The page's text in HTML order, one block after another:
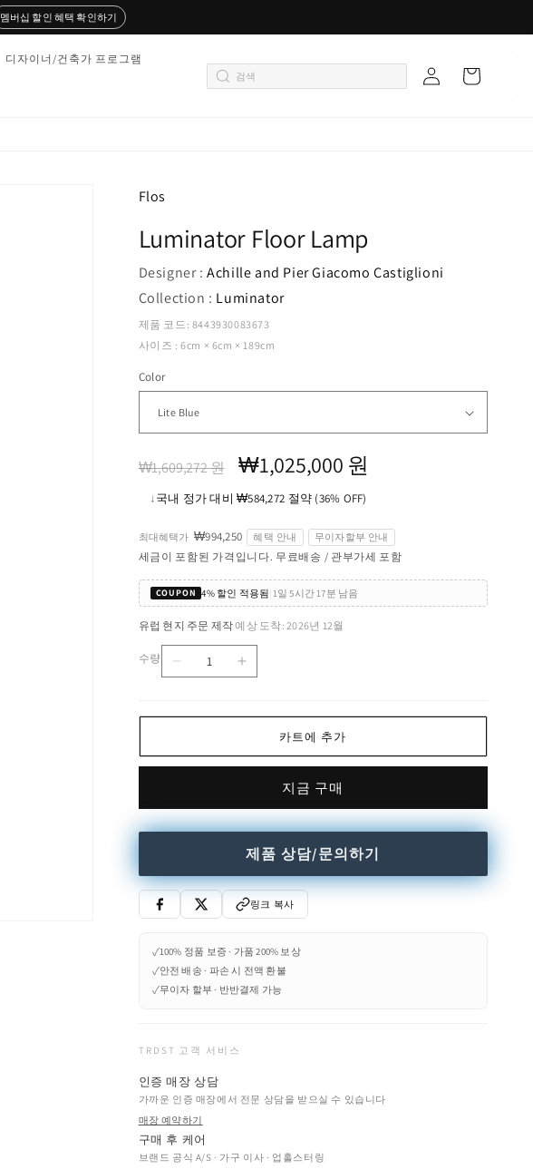
멤버십 할인 혜택 확인하기
디자이너/건축가 프로그램
그
트
Flos
Luminator Floor Lamp
Designer :Achille and Pier Giacomo Castiglioni
Collection : Luminator
제품 코드: 8443930083673
사이즈 : 6cm × 6cm × 189cm
Color
정
₩1,609,272 원
할
가
₩1,025,000 원
↓국내 정가 대비 ₩584,272 절약 (36% OFF)
최대혜택가 ₩994,250 혜택 안내 무이자할부 안내
세금이 포함된 가격입니다. 무료배송 / 관부가세 포함
COUPON 4% 할인 적용됨 1일 5시간 17분 남음
유럽 현지 주문 제작·예상 도착: 2026년 12월
수량
Luminator
줄
Luminator
늘
카트에 추가
지금 구매
제품 상담/문의하기
링크 복사
✓100% 정품 보증 · 가품 200% 보상
✓안전 배송 · 파손 시 전액 환불
✓무이자 할부 · 반반결제 가능
TRDST 고객 서비스
인증 매장 상담
가까운 인증 매장에서 전문 상담을 받으실 수 있습니다
매장 예약하기
구매 후 케어
브랜드 공식 A/S · 가구 이사 · 업홀스터링